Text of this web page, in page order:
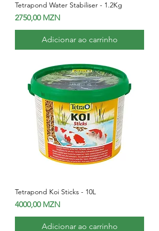
Tetrapond Water Stabiliser - 1.2Kg
Preço
2750,00 MZN
Adicionar ao carrinho
Tetrapond Koi Sticks - 10L
Preço
4000,00 MZN
Adicionar ao carrinho